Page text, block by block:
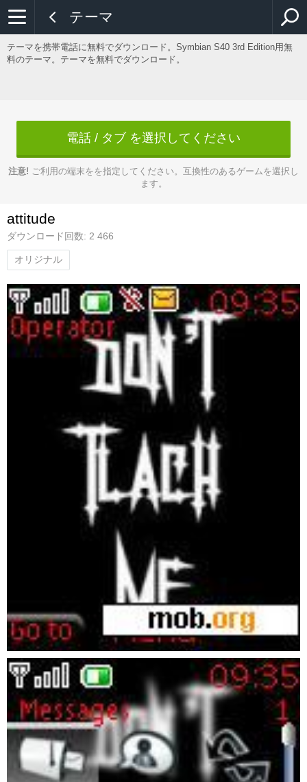
テーマ
テーマを携帯電話に無料でダウンロード。Symbian S40 3rd Edition用無
料のテーマ。テーマを無料でダウンロード。
電話 / タブ を選択してください
注意! ご利用の端末をを指定してください。互換性のあるゲームを選択し
ます。
attitude
ダウンロード回数: 2 466
オリジナル